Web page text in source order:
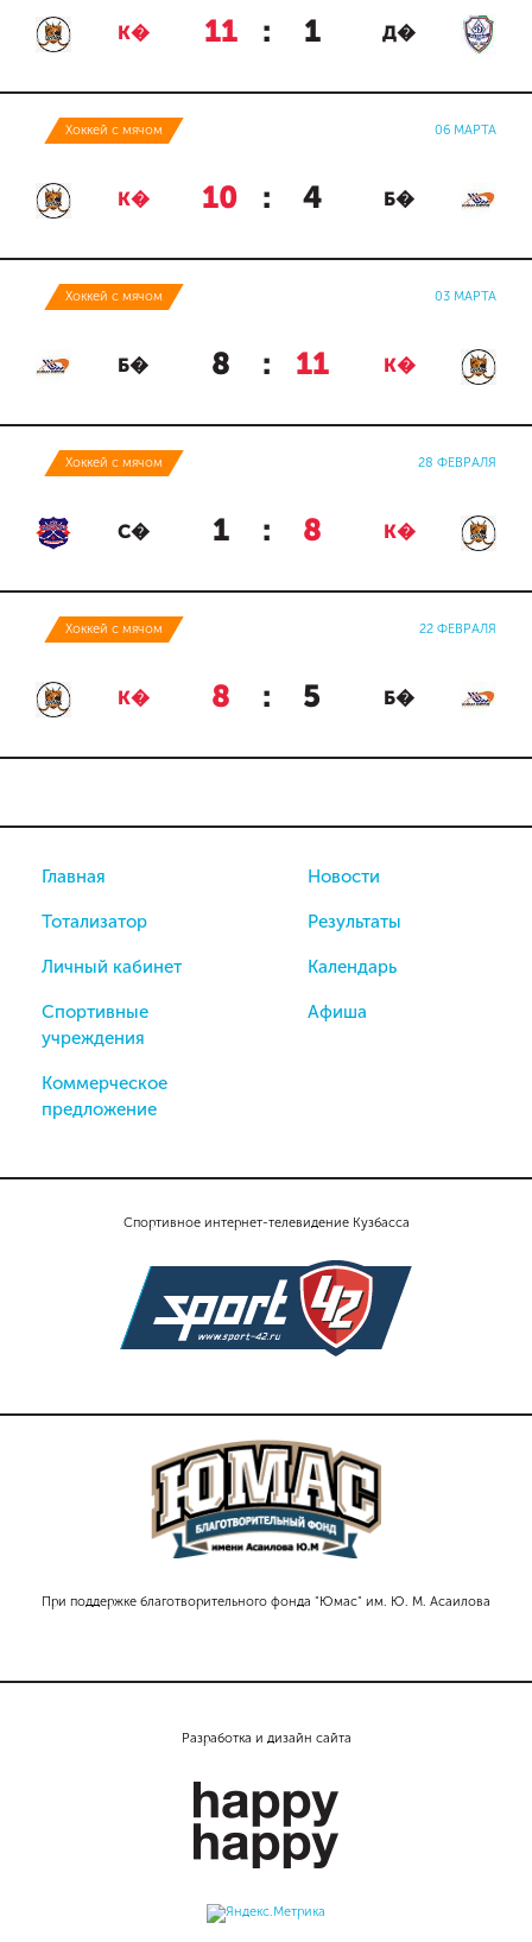
К� 11 : 1 Д�
Хоккей с мячом 06 МАРТА
К� 10 : 4 Б�
Хоккей с мячом 03 МАРТА
Б� 8 : 11 К�
Хоккей с мячом 28 ФЕВРАЛЯ
С� 1 : 8 К�
Хоккей с мячом 22 ФЕВРАЛЯ
К� 8 : 5 Б�
Спортивное интернет-телевидение Кузбасса
При поддержке благотворительного фонда "Юмас" им. Ю. М. Асаилова
Главная
Тотализатор
Личный кабинет
Спортивные
учреждения
Коммерческое
предложение
Новости
Результаты
Календарь
Афиша
Разработка и дизайн сайта